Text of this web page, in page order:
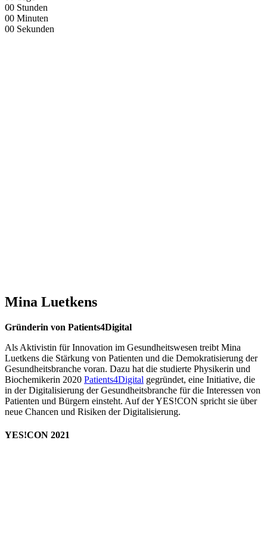
00 Stunden
00 Minuten
00 Sekunden
Mina Luetkens
Gründerin von Patients4Digital
Als Aktivistin für Innovation im Gesundheitswesen treibt Mina
Luetkens die Stärkung von Patienten und die Demokratisierung der
Gesundheitsbranche voran. Dazu hat die studierte Physikerin und
Biochemikerin 2020 Patients4Digital gegründet, eine Initiative, die
in der Digitalisierung der Gesundheitsbranche für die Interessen von
Patienten und Bürgern einsteht. Auf der YES!CON spricht sie über
neue Chancen und Risiken der Digitalisierung.
YES!CON 2021